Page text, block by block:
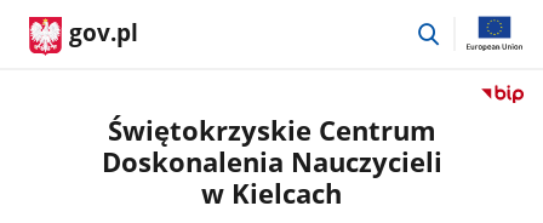
gov.pl
przejdź
Przejdź
Świętokrzyskie Centrum
Doskonalenia Nauczycieli
w Kielcach